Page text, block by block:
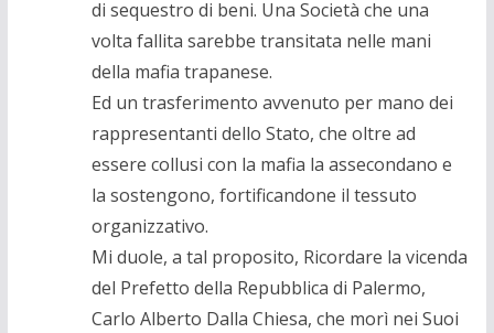
di sequestro di beni. Una Società che una
volta fallita sarebbe transitata nelle mani
della mafia trapanese.
Ed un trasferimento avvenuto per mano dei
rappresentanti dello Stato, che oltre ad
essere collusi con la mafia la assecondano e
la sostengono, fortificandone il tessuto
organizzativo.
Mi duole, a tal proposito, Ricordare la vicenda
del Prefetto della Repubblica di Palermo,
Carlo Alberto Dalla Chiesa, che morì nei Suoi